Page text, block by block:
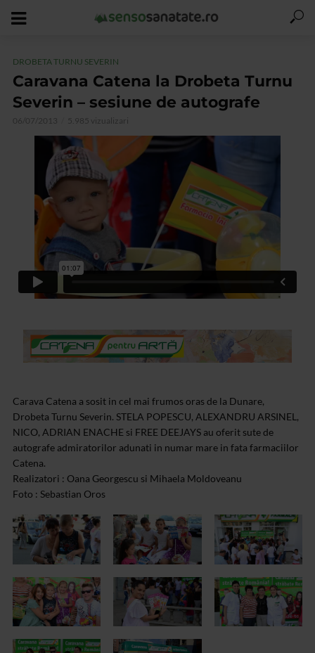
DROBETA TURNU SEVERIN
Caravana Catena la Drobeta Turnu
Severin – sesiune de autografe
06/07/2013 5.985 vizualizari
Carava Catena a sosit in cel mai frumos oras de la Dunare,
Drobeta Turnu Severin. STELA POPESCU, ALEXANDRU ARSINEL,
NICO, ADRIAN ENACHE si FREE DEEJAYS au oferit sute de
autografe admiratorilor adunati in numar mare in fata farmaciilor
Catena.
Realizatori : Oana Georgescu si Mihaela Moldoveanu
Foto : Sebastian Oros